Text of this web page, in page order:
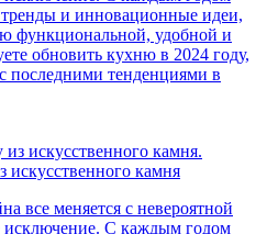
и инновационные идеи,
функциональной, удобной и
обновить кухню в 2024 году,
последними тенденциями в
искусственного камня
все меняется с невероятной
исключение. С каждым годом